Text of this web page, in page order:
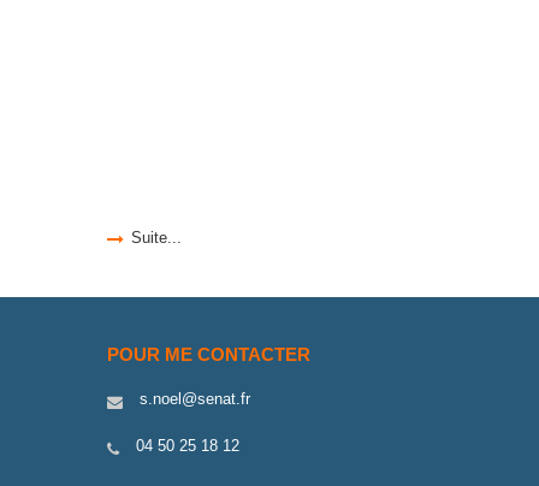
Suite...
POUR ME CONTACTER
s.noel@senat.fr
04 50 25 18 12